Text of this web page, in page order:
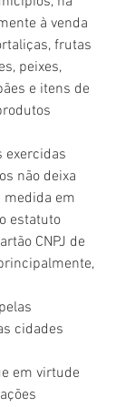
à venda
frutas
peixes,
e itens de
exercidas
não deixa
medida em
estatuto
CNPJ de
cidades
em virtude